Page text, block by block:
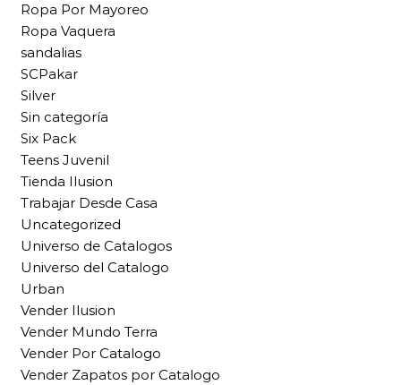
Ropa Por Mayoreo
Ropa Vaquera
sandalias
SCPakar
Silver
Sin categoría
Six Pack
Teens Juvenil
Tienda Ilusion
Trabajar Desde Casa
Uncategorized
Universo de Catalogos
Universo del Catalogo
Urban
Vender Ilusion
Vender Mundo Terra
Vender Por Catalogo
Vender Zapatos por Catalogo